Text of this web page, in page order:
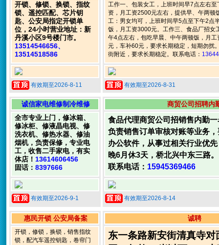
开锁、修锁、换锁、指纹
锁、遥控匹配、芯片钥
匙、公安局指定开锁单
位，24小时营业地址：新
丹溪小区9号楼门市。
13514546656、
13514518586
有效期至2026-8-11
工作一、包装女工，上班时间早7点左右
资，月工资2500元左右，提供早、午两顿
工：男女均可，上班时间早5点至下午2点
饭，月工资3000元。工作三、食品厂招女
午4点左右，包吃早晨、中午两顿饭，月
元，车补60元，要求长期稳定，短期勿扰
街附近，要求长期稳定。联系电话：
有效期至2026-8-31
诚信家电维修制冷维修
全市专业上门，修冰箱、
修冰柜、修液晶电视、修
洗衣机、修热水器、修油
烟机，负责保修，专业电
工，收售二手家电，有实
体店！ 13614606456
固话： 8397666
有效期至2026-9-1
商贸公司招聘内
食品代理商贸公司招销售内勤
负责销售订单审核对账等业务
办公软件，从事过相关行业优
晚6月休3天，桥北兴中东三路。
联系电话： 15945369466
有效期至2026-8-14
惠民开锁 公安局备案
开锁，修锁，换锁，销售指纹
锁，配汽车遥控钥匙，卷帘门
诚聘
东一条路新安街清真寺对